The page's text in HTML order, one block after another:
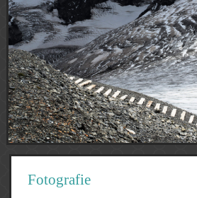
Fotografie